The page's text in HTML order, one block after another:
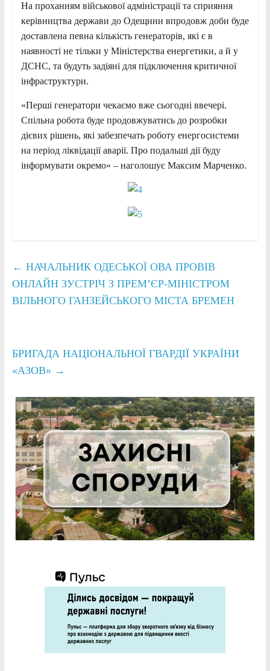
На проханням військової адміністрації та сприяння
керівництва держави до Одещини впродовж доби буде
доставлена певна кількість генераторів, які є в
наявності не тільки у Міністерства енергетики, а й у
ДСНС, та будуть задіяні для підключення критичної
інфраструктури.
«Перші генератори чекаємо вже сьогодні ввечері.
Спільна робота буде продовжуватись до розробки
дієвих рішень, які забезпечать роботу енергосистеми
на період ліквідації аварії. Про подальші дії буду
інформувати окремо» – наголошує Максим Марченко.
← НАЧАЛЬНИК ОДЕСЬКОЇ ОВА ПРОВІВ
ОНЛАЙН ЗУСТРІЧ З ПРЕМ’ЄР-МІНІСТРОМ
ВІЛЬНОГО ГАНЗЕЙСЬКОГО МІСТА БРЕМЕН
БРИГАДА НАЦІОНАЛЬНОЇ ГВАРДІЇ УКРАЇНИ
«АЗОВ» →